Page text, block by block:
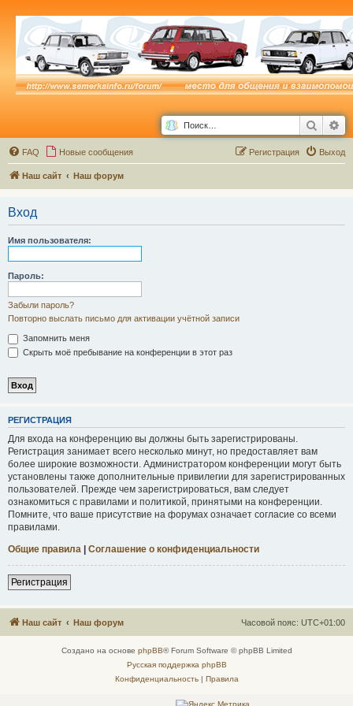
Поиск
FAQ Новые сообщения Выход
Регистрация
Наш сайт Наш форум
Вход
Имя пользователя:
Пароль:
Забыли пароль?
Повторно выслать письмо для активации учётной записи
Запомнить меня
Скрыть моё пребывание на конференции в этот раз
РЕГИСТРАЦИЯ
Для входа на конференцию вы должны быть зарегистрированы.
Регистрация занимает всего несколько минут, но предоставляет вам
более широкие возможности. Администратором конференции могут быть
установлены также дополнительные привилегии для зарегистрированных
пользователей. Прежде чем зарегистрироваться, вам следует
ознакомиться с правилами и политикой, принятыми на конференции.
Помните, что ваше присутствие на форумах означает согласие со всеми
правилами.
Общие правила | Соглашение о конфиденциальности
Регистрация
Наш сайт Наш форум Часовой пояс: UTC+01:00
Создано на основе phpBB® Forum Software © phpBB Limited
Русская поддержка phpBB
Конфиденциальность| Правила